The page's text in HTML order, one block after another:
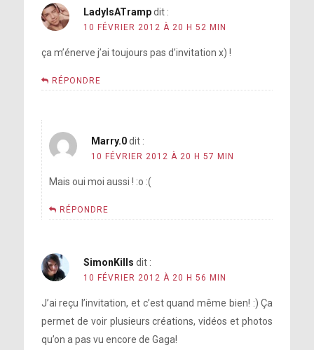
LadyIsATramp dit :
10 FÉVRIER 2012 À 20 H 52 MIN
ça m’énerve j’ai toujours pas d’invitation x) !
RÉPONDRE
Marry.0 dit :
10 FÉVRIER 2012 À 20 H 57 MIN
Mais oui moi aussi ! :o :(
RÉPONDRE
SimonKills dit :
10 FÉVRIER 2012 À 20 H 56 MIN
J’ai reçu l’invitation, et c’est quand même bien! :) Ça
permet de voir plusieurs créations, vidéos et photos
qu’on a pas vu encore de Gaga!